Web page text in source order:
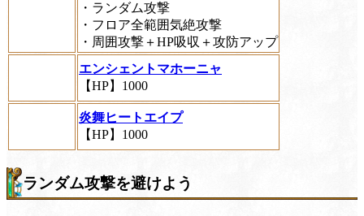
・ランダム攻撃
・フロア全範囲気絶攻撃
・周囲攻撃＋HP吸収＋攻防アップ
エンシェントマホーニャ
【HP】1000
炎舞ヒートエイプ
【HP】1000
ランダム攻撃を避けよう